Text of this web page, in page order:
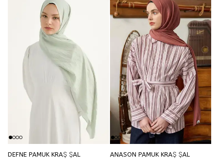
DEFNE PAMUK KRAŞ ŞAL ANASON PAMUK KRAŞ ŞAL